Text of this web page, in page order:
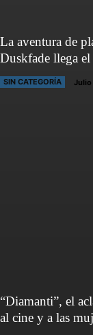
La aventura de
Duskfade llega
SIN CATEGORÍA
“Diamanti”, el
al cine y a las